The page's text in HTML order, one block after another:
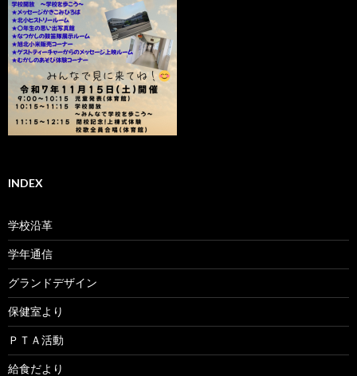
INDEX
学校沿革
学年通信
グランドデザイン
保健室より
ＰＴＡ活動
給食だより